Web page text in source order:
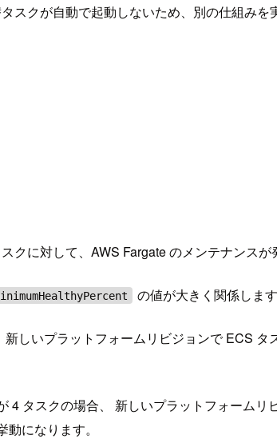
スクが自動で起動しないため、別の仕組みを
クに対して、AWS Fargate のメンテナンス
の値が大きく関係します
新しいプラットフォームリビジョンで ECS
4 タスクの場合、 新しいプラットフォームリ
になります。